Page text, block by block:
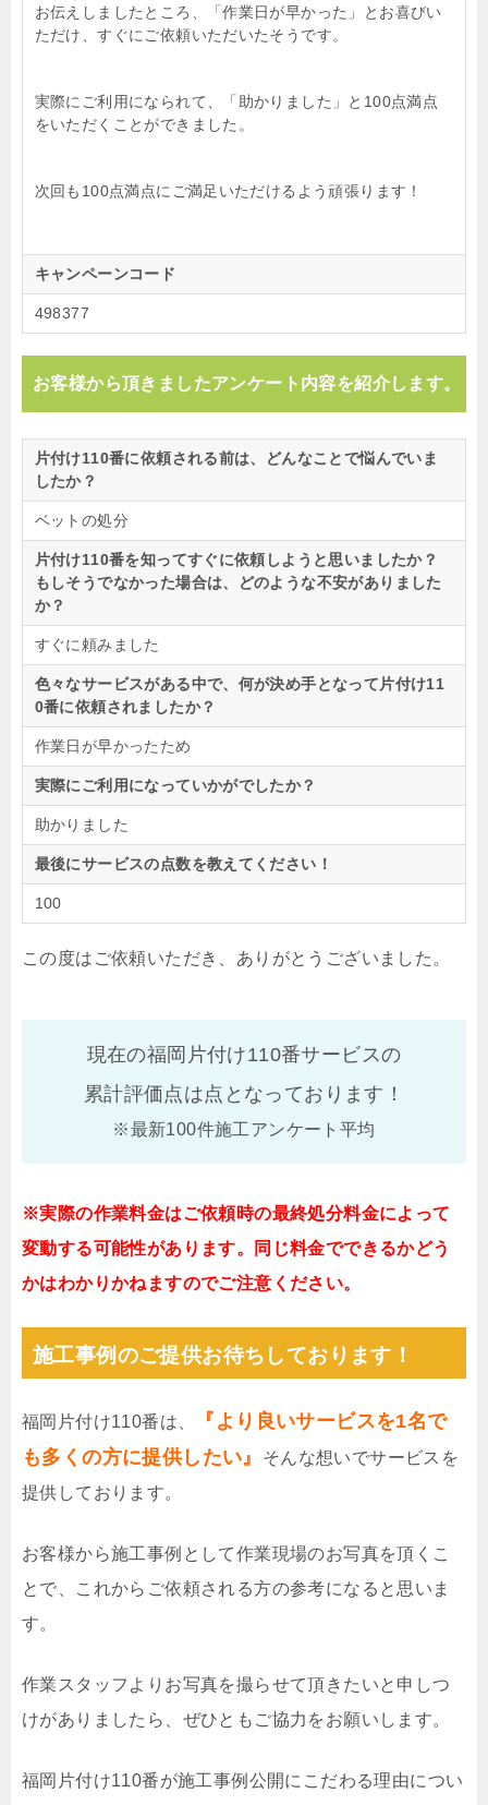
お伝えしましたところ、「作業日が早かった」とお喜びい
ただけ、すぐにご依頼いただいたそうです。
実際にご利用になられて、「助かりました」と100点満点
をいただくことができました。
次回も100点満点にご満足いただけるよう頑張ります！
キャンペーンコード
498377
お客様から頂きましたアンケート内容を紹介します。
片付け110番に依頼される前は、どんなことで悩んでいま
したか？
ベットの処分
片付け110番を知ってすぐに依頼しようと思いましたか？
もしそうでなかった場合は、どのような不安がありました
か？
すぐに頼みました
色々なサービスがある中で、何が決め手となって片付け11
0番に依頼されましたか？
作業日が早かったため
実際にご利用になっていかがでしたか？
助かりました
最後にサービスの点数を教えてください！
100
この度はご依頼いただき、ありがとうございました。
現在の福岡片付け110番サービスの
累計評価点は点となっております！
※最新100件施工アンケート平均
※実際の作業料金はご依頼時の最終処分料金によって
変動する可能性があります。同じ料金でできるかどう
かはわかりかねますのでご注意ください。
施工事例のご提供お待ちしております！
福岡片付け110番は、
『より良いサービスを1名で
も多くの方に提供したい』
そんな想いでサービスを
提供しております。
お客様から施工事例として作業現場のお写真を頂くこ
とで、これからご依頼される方の参考になると思いま
す。
作業スタッフよりお写真を撮らせて頂きたいと申しつ
けがありましたら、ぜひともご協力をお願いします。
福岡片付け110番が施工事例公開にこだわる理由につい